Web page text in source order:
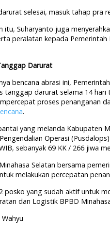
selesai, masuk tahap pra
itu, Suharyanto juga
peralatan kepada Pemerintah
Darurat
bencana abrasi ini,
tanggap darurat selama 14 hari
proses penanganan
.
yang melanda Kabupaten
Operasi
sebanyak 69 KK / 266 jiwa
Selatan bersama
melakukan percepatan
posko yang sudah aktif untuk
dan Logistik BPBD